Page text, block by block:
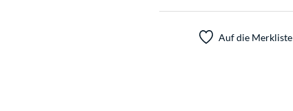
Auf die Merkliste